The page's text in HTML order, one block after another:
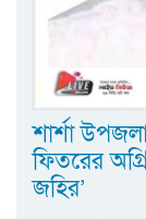
শার্শা
ফিতরের
জহির’